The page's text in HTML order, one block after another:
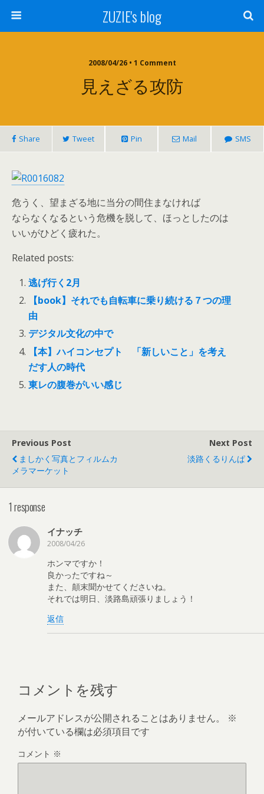
ZUZIE's blog
2008/04/26 • 1 Comment
見えざる攻防
Share Tweet Pin Mail SMS
危うく、望まざる地に当分の間住まなければ
ならなくなるという危機を脱して、ほっとしたのは
いいがひどく疲れた。
Related posts:
逃げ行く2月
【book】それでも自転車に乗り続ける７つの理
由
デジタル文化の中で
【本】ハイコンセプト 「新しいこと」を考え
だす人の時代
東レの腹巻がいい感じ
Previous Post
ましかく写真とフィルムカ
メラマーケット
Next Post
淡路くるりんぱ
1 response
イナッチ
2008/04/26
ホンマですか！
良かったですね～
また、顛末聞かせてくださいね。
それでは明日、淡路島頑張りましょう！
返信
コメントを残す
メールアドレスが公開されることはありません。
※
が付いている欄は必須項目です
コメント ※